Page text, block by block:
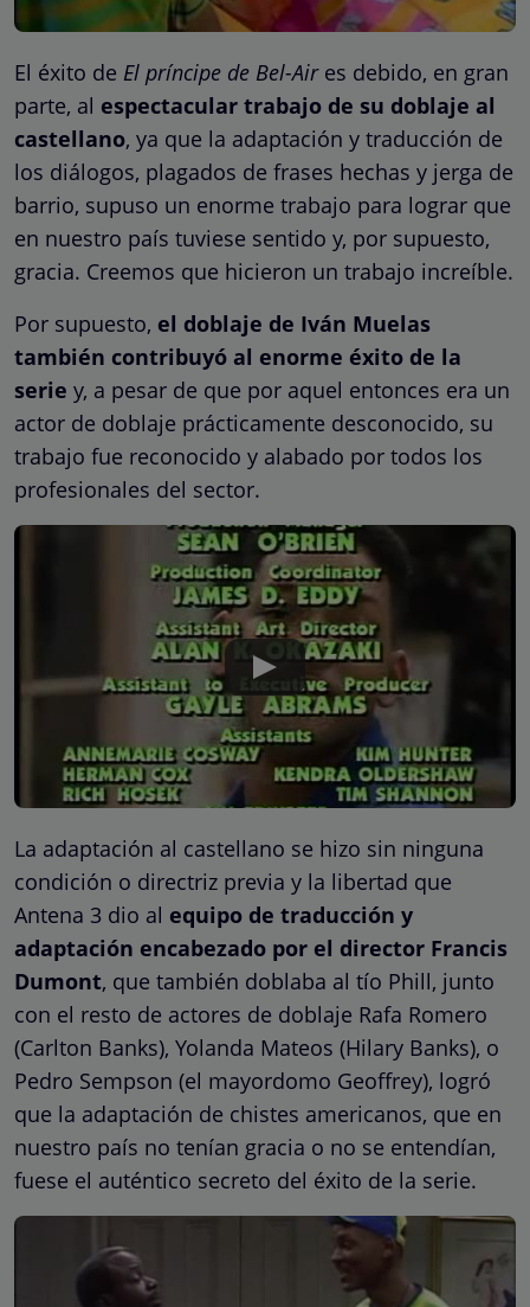
El éxito de El príncipe de Bel-Aires debido, en gran
parte, al espectacular trabajo de su doblaje al
castellano, ya que la adaptación y traducción de
los diálogos, plagados de frases hechas y jerga de
barrio, supuso un enorme trabajo para lograr que
en nuestro país tuviese sentido y, por supuesto,
gracia. Creemos que hicieron un trabajo increíble.
Por supuesto, el doblaje de Iván Muelas
también contribuyó al enorme éxito de la
serie y, a pesar de que por aquel entonces era un
actor de doblaje prácticamente desconocido, su
trabajo fue reconocido y alabado por todos los
profesionales del sector.
La adaptación al castellano se hizo sin ninguna
condición o directriz previa y la libertad que
Antena 3 dio al equipo de traducción y
adaptación encabezado por el director Francis
Dumont, que también doblaba al tío Phill, junto
con el resto de actores de doblaje Rafa Romero
(Carlton Banks), Yolanda Mateos (Hilary Banks), o
Pedro Sempson (el mayordomo Geoffrey), logró
que la adaptación de chistes americanos, que en
nuestro país no tenían gracia o no se entendían,
fuese el auténtico secreto del éxito de la serie.